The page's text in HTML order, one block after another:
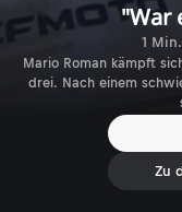
"War
1
Mario Roman kämpft
drei. Nach einem
Zu